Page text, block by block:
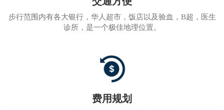
步行范围内有各大银行，华人超市，饭店以及验血，B超，医生
诊所，是一个极佳地理位置。
费用规划